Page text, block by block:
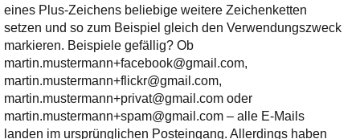
eines Plus-Zeichens beliebige weitere Zeichenketten
setzen und so zum Beispiel gleich den Verwendungszweck
markieren. Beispiele gefällig? Ob
martin.mustermann+facebook@gmail.com,
martin.mustermann+flickr@gmail.com,
martin.mustermann+privat@gmail.com oder
martin.mustermann+spam@gmail.com – alle E-Mails
landen im ursprünglichen Posteingang. Allerdings haben